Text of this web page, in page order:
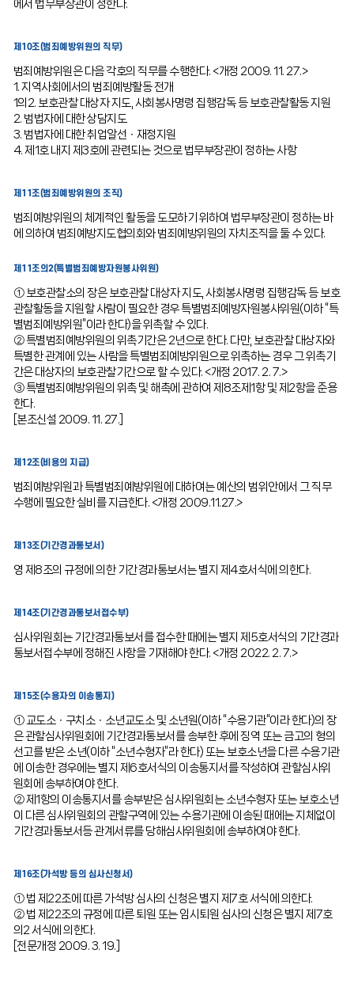
에서 법무부장관이 정한다.
제10조(범죄예방위원의 직무)
범죄예방위원은 다음 각호의 직무를 수행한다. <개정 2009. 11. 27.>
1. 지역사회에서의 범죄예방활동 전개
1의2. 보호관찰 대상자 지도, 사회봉사명령 집행감독 등 보호관찰활동 지원
2. 범법자에 대한 상담지도
3. 범법자에 대한 취업알선ㆍ재정지원
4. 제1호 내지 제3호에 관련되는 것으로 법무부장관이 정하는 사항
제11조(범죄예방위원의 조직)
범죄예방위원의 체계적인 활동을 도모하기 위하여 법무부장관이 정하는 바
에 의하여 범죄예방지도협의회와 범죄예방위원의 자치조직을 둘 수 있다.
제11조의2(특별범죄예방자원봉사위원)
① 보호관찰소의 장은 보호관찰 대상자 지도, 사회봉사명령 집행감독 등 보호
관찰활동을 지원할 사람이 필요한 경우 특별범죄예방자원봉사위원(이하 “특
별범죄예방위원”이라 한다)을 위촉할 수 있다.
② 특별범죄예방위원의 위촉기간은 2년으로 한다. 다만, 보호관찰 대상자와
특별한 관계에 있는 사람을 특별범죄예방위원으로 위촉하는 경우 그 위촉기
간은 대상자의 보호관찰기간으로 할 수 있다. <개정 2017. 2. 7.>
③ 특별범죄예방위원의 위촉 및 해촉에 관하여 제8조제1항 및 제2항을 준용
한다.
[본조신설 2009. 11. 27.]
제12조(비용의 지급)
범죄예방위원과 특별범죄예방위원에 대하여는 예산의 범위안에서 그 직무
수행에 필요한 실비를 지급한다. <개정 2009.11.27.>
제13조(기간경과통보서)
영 제8조의 규정에 의한 기간경과통보서는 별지 제4호서식에 의한다.
제14조(기간경과통보서접수부)
심사위원회는 기간경과통보서를 접수한 때에는 별지 제5호서식의 기간경과
통보서접수부에 정해진 사항을 기재해야 한다. <개정 2022. 2. 7.>
제15조(수용자의 이송통지)
① 교도소ㆍ구치소ㆍ소년교도소 및 소년원(이하 “수용기관”이라 한다)의 장
은 관할심사위원회에 기간경과통보서를 송부한 후에 징역 또는 금고의 형의
선고를 받은 소년(이하 “소년수형자”라 한다) 또는 보호소년을 다른 수용기관
에 이송한 경우에는 별지 제6호서식의 이송통지서를 작성하여 관할심사위
원회에 송부하여야 한다.
② 제1항의 이송통지서를 송부받은 심사위원회는 소년수형자 또는 보호소년
이 다른 심사위원회의 관할구역에 있는 수용기관에 이송된 때에는 지체없이
기간경과통보서등 관계서류를 당해심사위원회에 송부하여야 한다.
제16조(가석방 등의 심사신청서)
① 법 제22조에 따른 가석방 심사의 신청은 별지 제7호 서식에 의한다.
② 법 제22조의 규정에 따른 퇴원 또는 임시퇴원 심사의 신청은 별지 제7호
의2 서식에 의한다.
[전문개정 2009. 3. 19.]